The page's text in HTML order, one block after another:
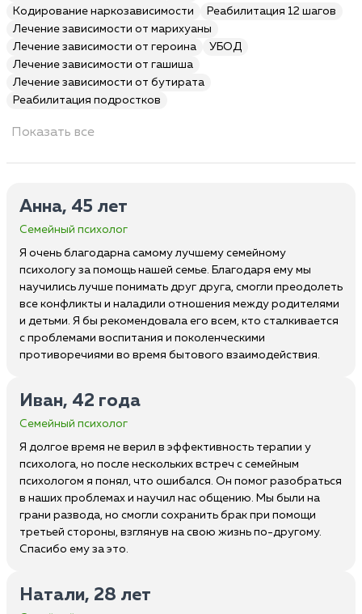
Кодирование наркозависимости
Реабилитация 12 шагов
Лечение зависимости от марихуаны
Лечение зависимости от героина
УБОД
Лечение зависимости от гашиша
Лечение зависимости от бутирата
Реабилитация подростков
Показать все
Анна, 45 лет
Семейный психолог
Я очень благодарна самому лучшему семейному
психологу за помощь нашей семье. Благодаря ему мы
научились лучше понимать друг друга, смогли преодолеть
все конфликты и наладили отношения между родителями
и детьми. Я бы рекомендовала его всем, кто сталкивается
с проблемами воспитания и поколенческими
противоречиями во время бытового взаимодействия.
Иван, 42 года
Семейный психолог
Я долгое время не верил в эффективность терапии у
психолога, но после нескольких встреч с семейным
психологом я понял, что ошибался. Он помог разобраться
в наших проблемах и научил нас общению. Мы были на
грани развода, но смогли сохранить брак при помощи
третьей стороны, взглянув на свою жизнь по-другому.
Спасибо ему за это.
Натали, 28 лет